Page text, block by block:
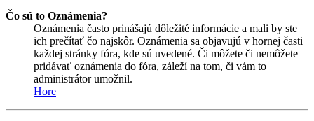
Čo sú to Oznámenia?
Oznámenia často prinášajú dôležité informácie a mali by ste
ich prečítať čo najskôr. Oznámenia sa objavujú v hornej časti
každej stránky fóra, kde sú uvedené. Či môžete či nemôžete
pridávať oznámenia do fóra, záleží na tom, či vám to
administrátor umožnil.
Hore